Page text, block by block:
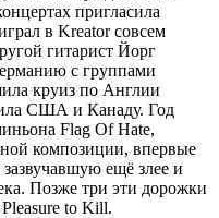
пригласила
в Kreator совсем
гитарист Йорг
с группами
круиз по Англии
США и Канаду. Год
Flag Of Hate,
композиции, впервые
ещё злее и
Позже три эти дорожки
to Kill.